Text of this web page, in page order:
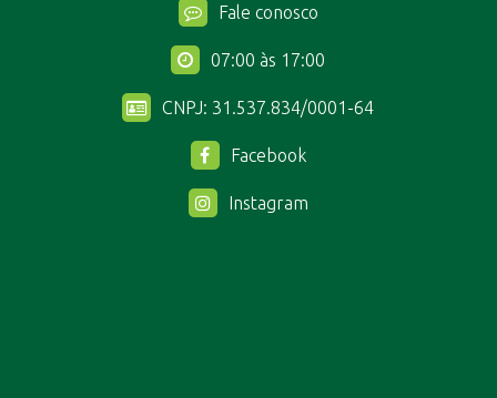
Fale conosco
07:00 às 17:00
CNPJ: 31.537.834/0001-64
Facebook
Instagram